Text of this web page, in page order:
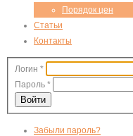
Порядок цен
Статьи
Контакты
Логин *
Пароль *
Войти
Забыли пароль?